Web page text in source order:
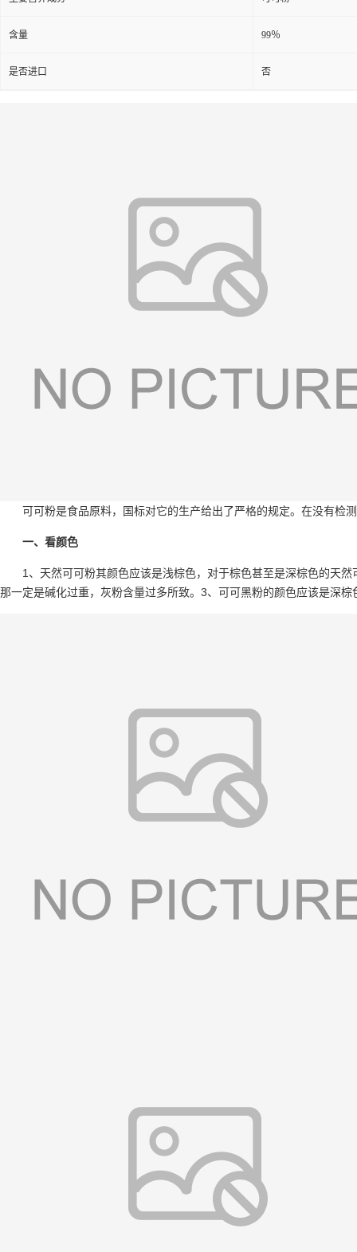
含量 99％
是否进口 否
可可粉是食品原料，国标对它的生产给出了严格的规定。在没有检
一、看颜色
1、天然可可粉其颜色应该是浅棕色，对于棕色甚至是深棕色的天
那一定是碱化过重，灰粉含量过多所致。3、可可黑粉的颜色应该是深